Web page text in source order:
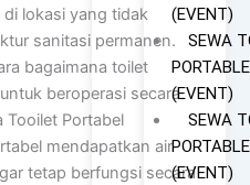
(EVENT)
SEWA
(EVENT)
SEWA
(EVENT)
lokasi yang tidak
sanitasi permanen.
bagaimana toilet
beroperasi secara
Tooilet Portabel
mendapatkan air
tetap berfungsi secara